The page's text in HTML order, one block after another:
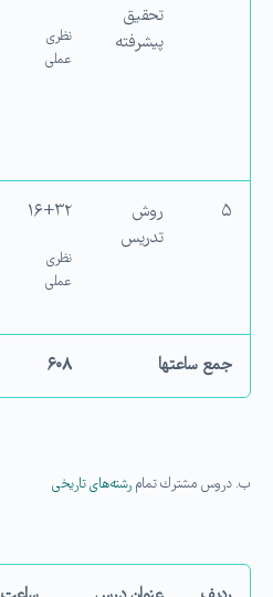
تحقیق
پیشرفته
نظری
عملی
۵
روش
تدریس
۱۶+۳۲
نظری
عملی
جمع ساعت­ها ۶۰۸
ب. دروس مشترك تمامرشته‌های تاریخی